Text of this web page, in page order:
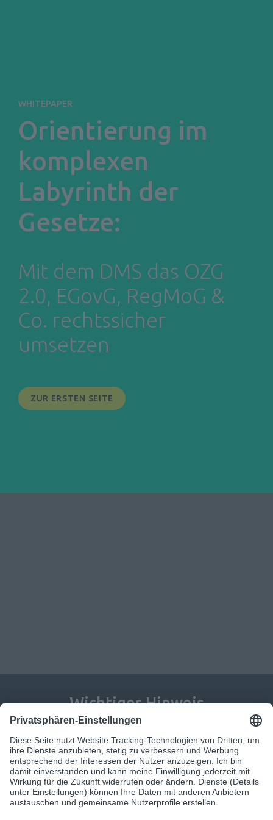
WHITEPAPER
Orientierung im
komplexen
Labyrinth der
Gesetze:
Mit dem DMS das OZG
2.0, EGovG, RegMoG &
Co. rechtssicher
umsetzen
ZUR ERSTEN SEITE
Wichtiger Hinweis
Jegliche Inhalte in diesem Whitepaper dienen nur der
allgemeinen Information; sie stellen insbesondere keine
Rechtsberatung dar. Auch weisen wir darauf hin, dass die
bereitgestellten Inhalte keine anwaltliche Beratung
ersetzen können. Es wird keine Gewähr für die
Richtigkeit, Vollständigkeit und Aktualität der auf diesen